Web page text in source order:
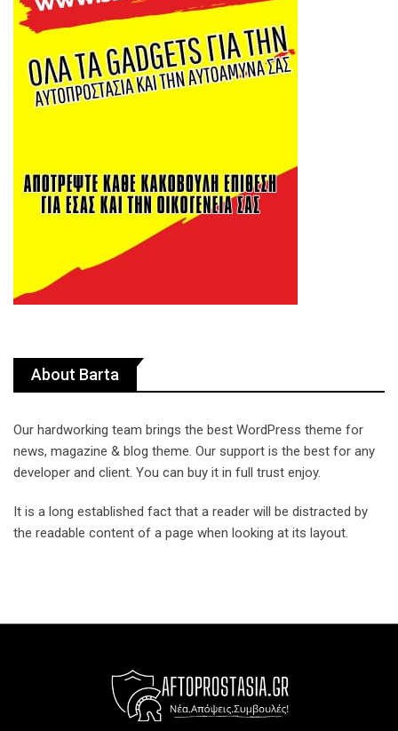
About Barta
Our hardworking team brings the best WordPress theme for
news, magazine & blog theme. Our support is the best for any
developer and client. You can buy it in full trust enjoy.
It is a long established fact that a reader will be distracted by
the readable content of a page when looking at its layout.